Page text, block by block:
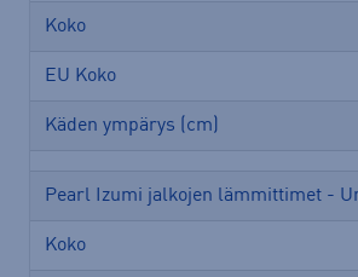
Koko
EU Koko
Käden ympärys (cm)
Pearl Izumi jalkojen lämmittimet -
Koko